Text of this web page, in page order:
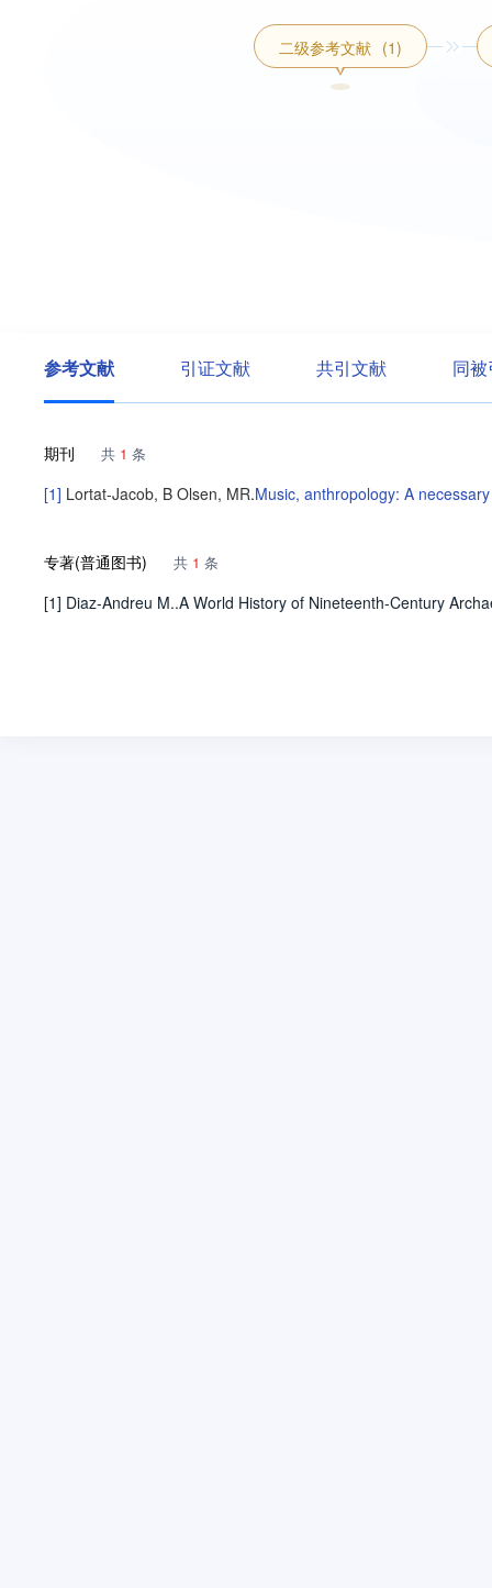
二级参考文献 (1)
参考文献 引证文献 共引文献 同
期刊 共 1 条
[1] Lortat-Jacob, B Olsen, MR.Music, anthropology: A
专著(普通图书) 共 1 条
[1] Diaz-Andreu M..A World History of Nineteenth-Century